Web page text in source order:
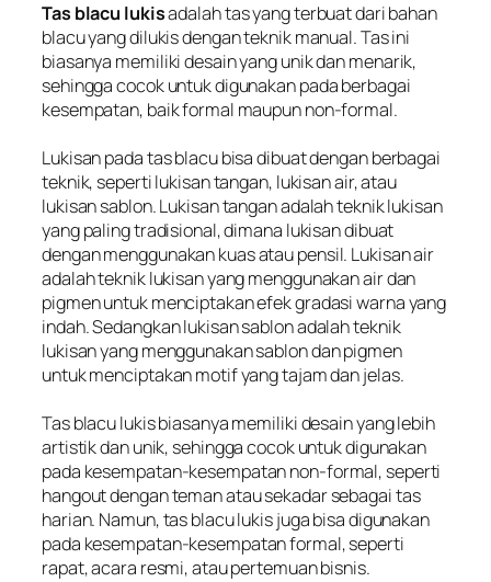
Tas blacu lukisadalah tas yang terbuat dari bahan
blacu yang dilukis dengan teknik manual. Tas ini
biasanya memiliki desain yang unik dan menarik,
sehingga cocok untuk digunakan pada berbagai
kesempatan, baik formal maupun non-formal.
Lukisan pada tas blacu bisa dibuat dengan berbagai
teknik, seperti lukisan tangan, lukisan air, atau
lukisan sablon. Lukisan tangan adalah teknik lukisan
yang paling tradisional, dimana lukisan dibuat
dengan menggunakan kuas atau pensil. Lukisan air
adalah teknik lukisan yang menggunakan air dan
pigmen untuk menciptakan efek gradasi warna yang
indah. Sedangkan lukisan sablon adalah teknik
lukisan yang menggunakan sablon dan pigmen
untuk menciptakan motif yang tajam dan jelas.
Tas blacu lukis biasanya memiliki desain yang lebih
artistik dan unik, sehingga cocok untuk digunakan
pada kesempatan-kesempatan non-formal, seperti
hangout dengan teman atau sekadar sebagai tas
harian. Namun, tas blacu lukis juga bisa digunakan
pada kesempatan-kesempatan formal, seperti
rapat, acara resmi, atau pertemuan bisnis.